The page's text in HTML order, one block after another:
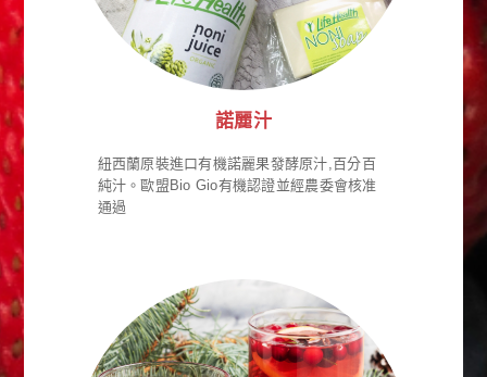
諾麗汁
紐西蘭原裝進口有機諾麗果發酵原汁,百分百
純汁。歐盟Bio Gio有機認證並經農委會核准
通過